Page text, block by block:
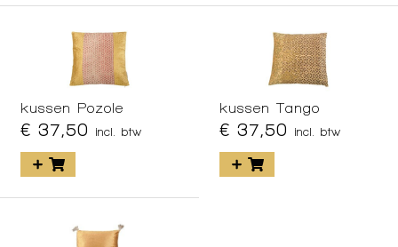
kussen Pozole
€ 37,50 incl. btw
kussen Tango
€ 37,50 incl. btw